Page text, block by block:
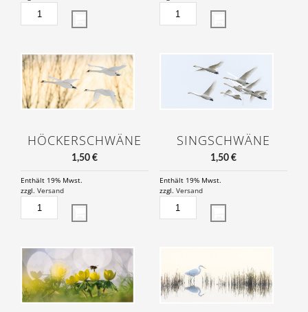
HERBST
IM
KOPFWEIDEN
IM
HÖCKERSCHWÄNE
1,50€
Enthält 19% Mwst.
zzgl. Versand
HÖCKERSCHWÄNE
MENGE
SINGSCHWÄNE
1,50 €
Enthält 19% Mwst.
zzgl. Versand
SINGSCHWÄNE
MENGE